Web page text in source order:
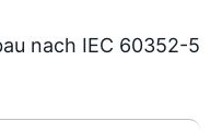
nach IEC 60352-5